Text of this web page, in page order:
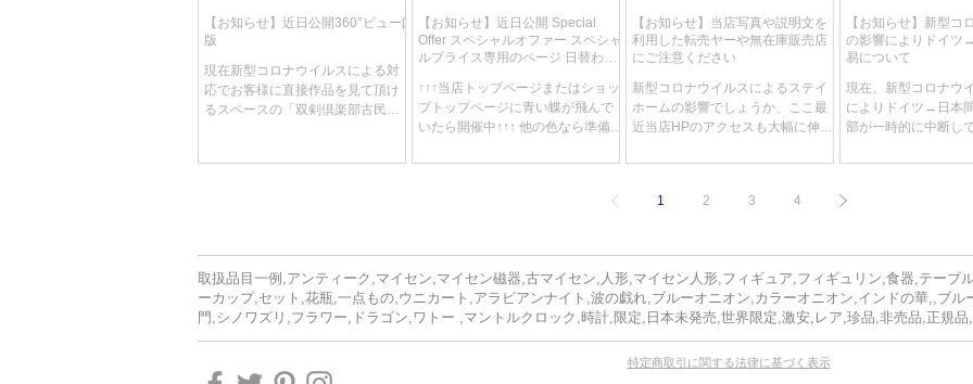
≪セット内容≫
カップ（口径
ソーサ（直径
デザートプレー
ポット（高さ
以上総21点（23
※サイズはスケ
≪絵柄の選択可
全て一点もの扱
サー、プレート
【お知らせ】近日公開360°ビューβ
版
現在新型コロナウイルスによる対
応でお客様に直接作品を見て頂け
るスペースの「双剣倶楽部古民家
なんとかお客様に写真より詳しく
【お知らせ】近日公開 Special
Offer スペシャルオファー スペシャ
ルプライス専用のページ 日替わ
しです！
↑↑↑当店トップページまたはショッ
プトップページに青い蝶が飛んで
いたら開催中↑↑↑ 他の色なら準備中
れ替え、各一点限りで降り切れ御
スを制作中です。 赤字で出すもの
【お知らせ】当店写真や説明文を
利用した転売ヤーや無在庫販売店
にご注意ください
新型コロナウイルスによるステイ
ホームの影響でしょうか、ここ最
近当店HPのアクセスも大幅に伸
変多くなってきていますが、その
ございましたのでご紹介させてい
【お知らせ】新型コ
の影響によりドイツ
易について
現在、新型コロナウ
によりドイツ→日本
部が一時的に中断し
ツ税関で留め置きさ
だきましたお客様の
1 2 3 4
取扱品目一例,アンティーク,マイセン,マイセン磁器,古マイセン,人形,マイセン人形,フィギュア,フィギュリン,食器,テーブ
ーカップ,セット,花瓶,一点もの,ウニカート,アラビアンナイト,波の戯れ,ブルーオニオン,カラーオニオン,インドの華,,ブ
門,シノワズリ,フラワー,ドラゴン,ワトー ,マントルクロック,時計,限定,日本未発売,世界限定,激安,レア,珍品,非売品,正規品
特定商取引に関する法律に基づく表示